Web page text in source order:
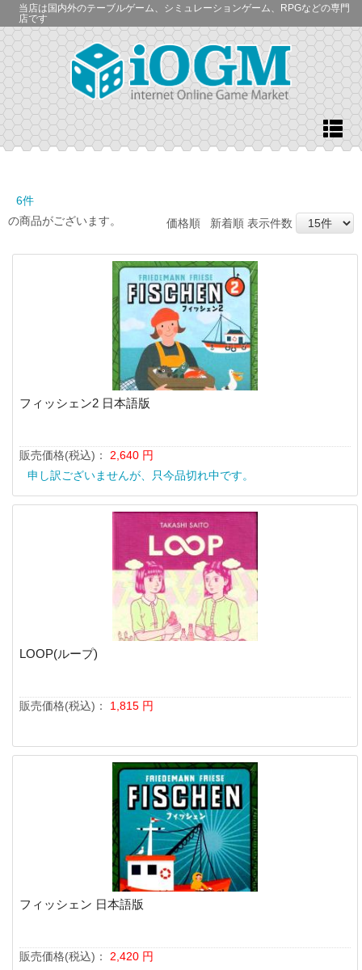
当店は国内外のテーブルゲーム、シミュレーションゲーム、RPGなどの専門
店です
6件
の商品がございます。
価格順 新着順 表示件数
フィッシェン2 日本語版
販売価格(税込)： 2,640 円
申し訳ございませんが、只今品切れ中です。
LOOP(ループ)
販売価格(税込)： 1,815 円
フィッシェン 日本語版
販売価格(税込)： 2,420 円